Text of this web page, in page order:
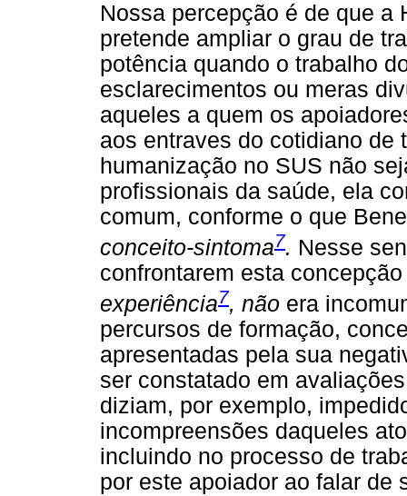
Nossa percepção é de que a
pretende ampliar o grau de
potência quando o trabalho
esclarecimentos ou meras
aqueles a quem os
aos entraves do cotidiano de
humanização no SUS não
profissionais da saúde, ela
comum, conforme o que
conceito-sintoma7. Nesse
confrontarem esta
experiência7, não era
percursos de formação,
apresentadas pela sua
ser constatado em
diziam, por exemplo,
incompreensões daqueles
incluindo no processo de
por este apoiador ao falar de